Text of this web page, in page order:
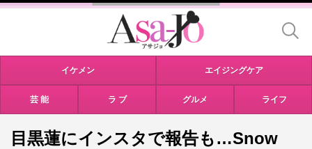
イケメン エイジングケア
芸 能 ラ ブ グルメ ライフ
目黒蓮にインスタで報告も…Snow